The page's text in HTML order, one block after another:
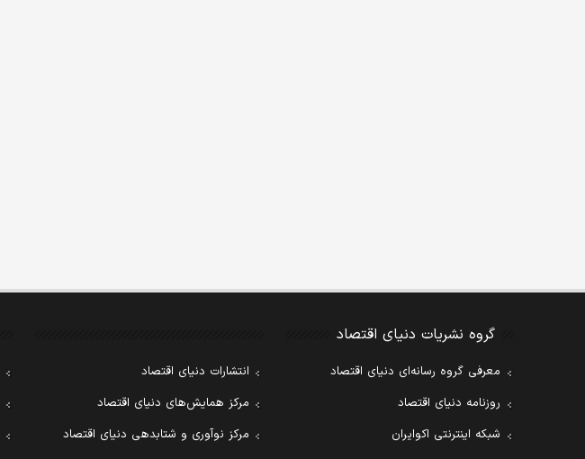
گروه نشریات دنیای اقتصاد
معرفی گروه رسانه‌ای دنیای اقتصاد
روزنامه دنیای اقتصاد
شبکه اینترنتی اکوایران
انتشارات دنیای اقتصاد
مرکز همایش‌های دنیای اقتصاد
مرکز نوآوری و شتابدهی دنیای اقتصاد